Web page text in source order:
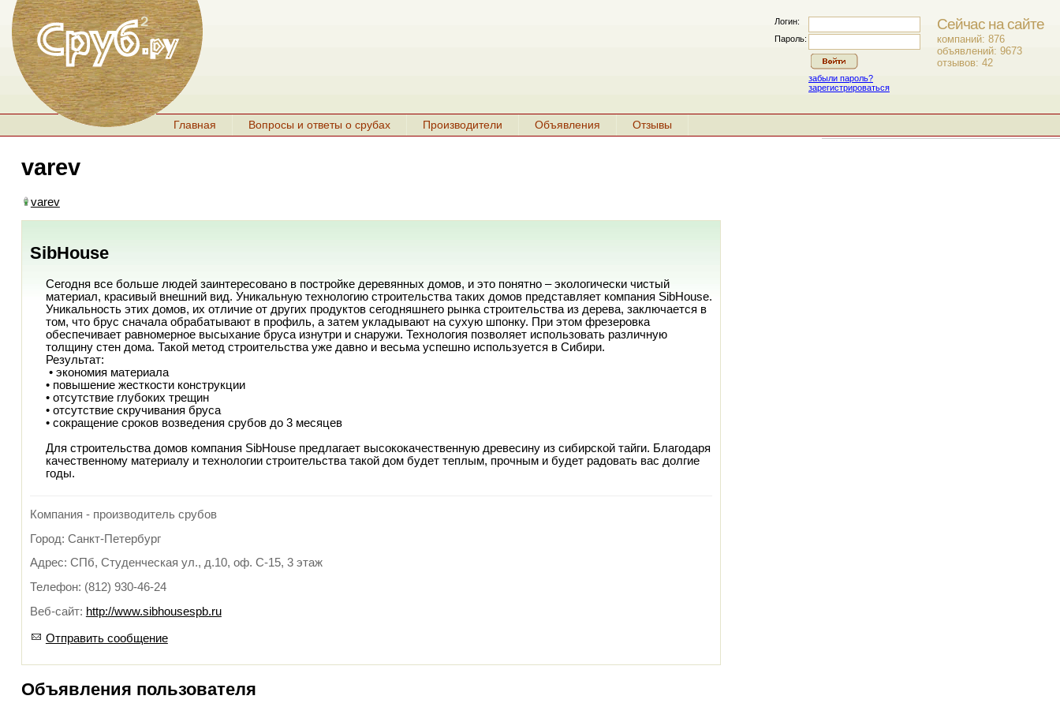
Главная Вопросы и ответы о срубах Производители Объявления Отзывы
Сейчас на сайте
компаний: 876
объявлений: 9673
отзывов: 42
Логин:
Пароль:
забыли пароль?
зарегистрироваться
varev
varev
SibHouse
Сегодня все больше людей заинтересовано в постройке деревянных домов, и это понятно – экологически чистый
материал, красивый внешний вид. Уникальную технологию строительства таких домов представляет компания SibHоuse.
Уникальность этих домов, их отличие от других продуктов сегодняшнего рынка строительства из дерева, заключается в
том, что брус сначала обрабатывают в профиль, а затем укладывают на сухую шпонку. При этом фрезеровка
обеспечивает равномерное высыхание бруса изнутри и снаружи. Технология позволяет использовать различную
толщину стен дома. Такой метод строительства уже давно и весьма успешно используется в Сибири.
Результат:
• экономия материала
• повышение жесткости конструкции
• отсутствие глубоких трещин
• отсутствие скручивания бруса
• сокращение сроков возведения срубов до 3 месяцев
Для строительства домов компания SibHоuse предлагает высококачественную древесину из сибирской тайги. Благодаря
качественному материалу и технологии строительства такой дом будет теплым, прочным и будет радовать вас долгие
годы.
Компания - производитель срубов
Город: Санкт-Петербург
Адрес: СПб, Студенческая ул., д.10, оф. С-15, 3 этаж
Телефон: (812) 930-46-24
Веб-сайт: http://www.sibhousespb.ru
Отправить сообщение
Объявления пользователя